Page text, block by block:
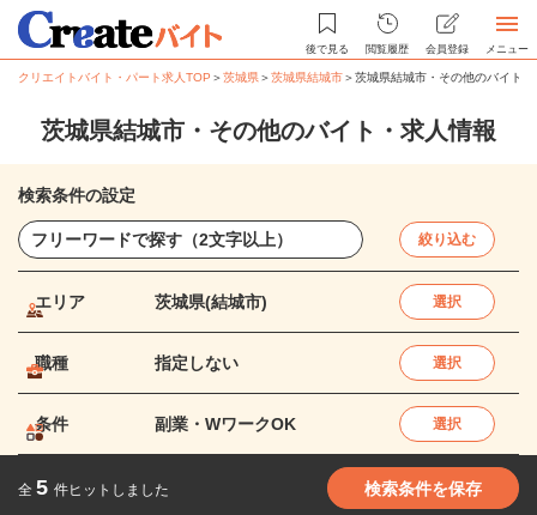
後で見る 閲覧履歴 会員登録 メニュー
クリエイトバイト・パート求人TOP ＞茨城県＞茨城県結城市＞茨城県結城市・その他のバイト
茨城県結城市・その他のバイト・求人情報
検索条件の設定
絞り込む
エリア 茨城県(結城市) 選択
職種 指定しない 選択
条件 副業・WワークOK 選択
全 5 件ヒットしました 検索条件を保存